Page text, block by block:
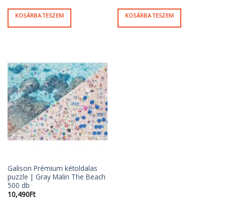
KOSÁRBA TESZEM KOSÁRBA TESZEM
Galison Prémium kétoldalas
puzzle | Gray Malin The Beach
500 db
10,490Ft